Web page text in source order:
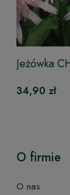
Jeżówka
34,90 zł
O firmie
O nas